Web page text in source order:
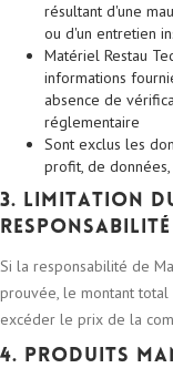
résultant d'une
ou d'un entretien
Matériel Restau
informations
absence de
réglementaire
Sont exclus les
profit, de
3. Limitation
responsabilité
Si la responsabilité de
prouvée, le montant
excéder le prix de la
4. Produits